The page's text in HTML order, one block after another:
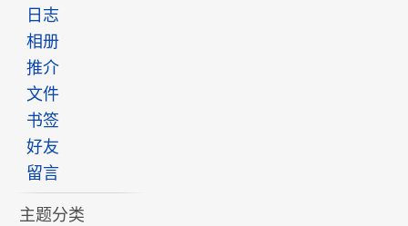
日志
相册
推介
文件
书签
好友
留言
主题分类